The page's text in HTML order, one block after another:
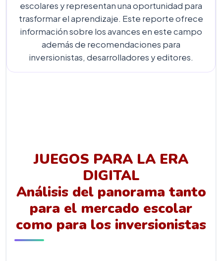
escolares y representan una oportunidad para
trasformar el aprendizaje. Este reporte ofrece
información sobre los avances en este campo
además de recomendaciones para
inversionistas, desarrolladores y editores.
JUEGOS PARA LA ERA
DIGITAL
Análisis del panorama tanto
para el mercado escolar
como para los inversionistas